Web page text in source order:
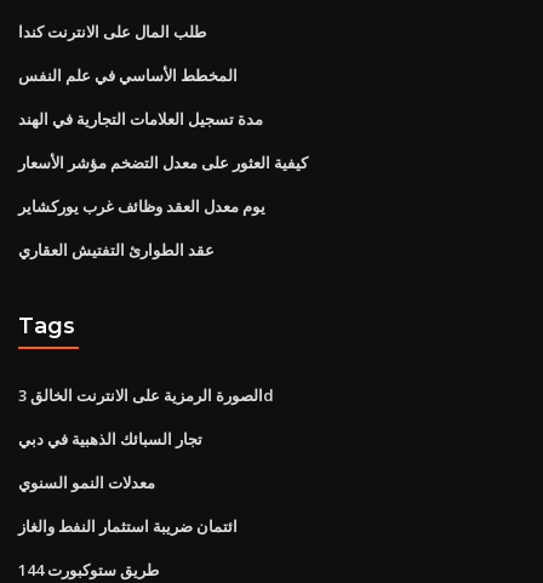
طلب المال على الانترنت كندا
المخطط الأساسي في علم النفس
مدة تسجيل العلامات التجارية في الهند
كيفية العثور على معدل التضخم مؤشر الأسعار
يوم معدل العقد وظائف غرب يوركشاير
عقد الطوارئ التفتيش العقاري
Tags
الصورة الرمزية على الانترنت الخالق 3d
تجار السبائك الذهبية في دبي
معدلات النمو السنوي
ائتمان ضريبة استثمار النفط والغاز
144 طريق ستوكبورت